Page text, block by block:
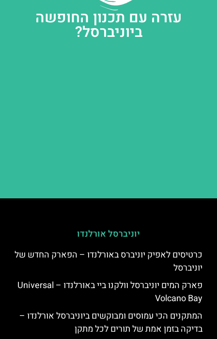
עזרה עם תכנון החופשה
ביוניברסל?
יוניברסל אורלנדו
כרטיסים לאפיק יוניברס באורלנדו – הפארק החדש של
יוניברסל
פארק המים יוניברסל וולקנו ביי באורלנדו – Universal
Volcano Bay
המתקנים הכי עמוסים ומבוקשים ביוניברסל אורלנדו –
בדיקה בזמן אמת של תורים לכל מתקן